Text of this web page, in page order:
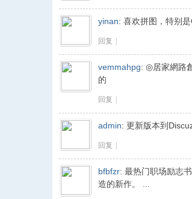
yinan: 喜欢拼图，特别
回复
vemmahpg: ◎居家網路
的
回复
admin: 更新版本到
回复
bfbfzr: 最热门职场励志
造的新作。 ...